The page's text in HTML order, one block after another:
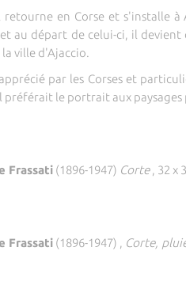
retourne en Corse et s'installe
au départ de celui-ci, il devient
la ville d'Ajaccio.
par les Corses et
préférait le portrait aux
Frassati (1896-1947) Corte, 32 x
Frassati (1896-1947) , Corte,